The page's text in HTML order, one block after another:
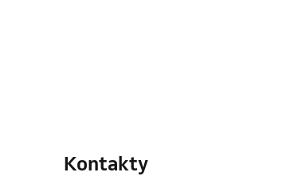
Kontakty